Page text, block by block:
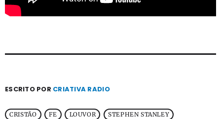
ESCRITO POR CRIATIVA RADIO
CRISTÃO FE LOUVOR STEPHEN STANLEY